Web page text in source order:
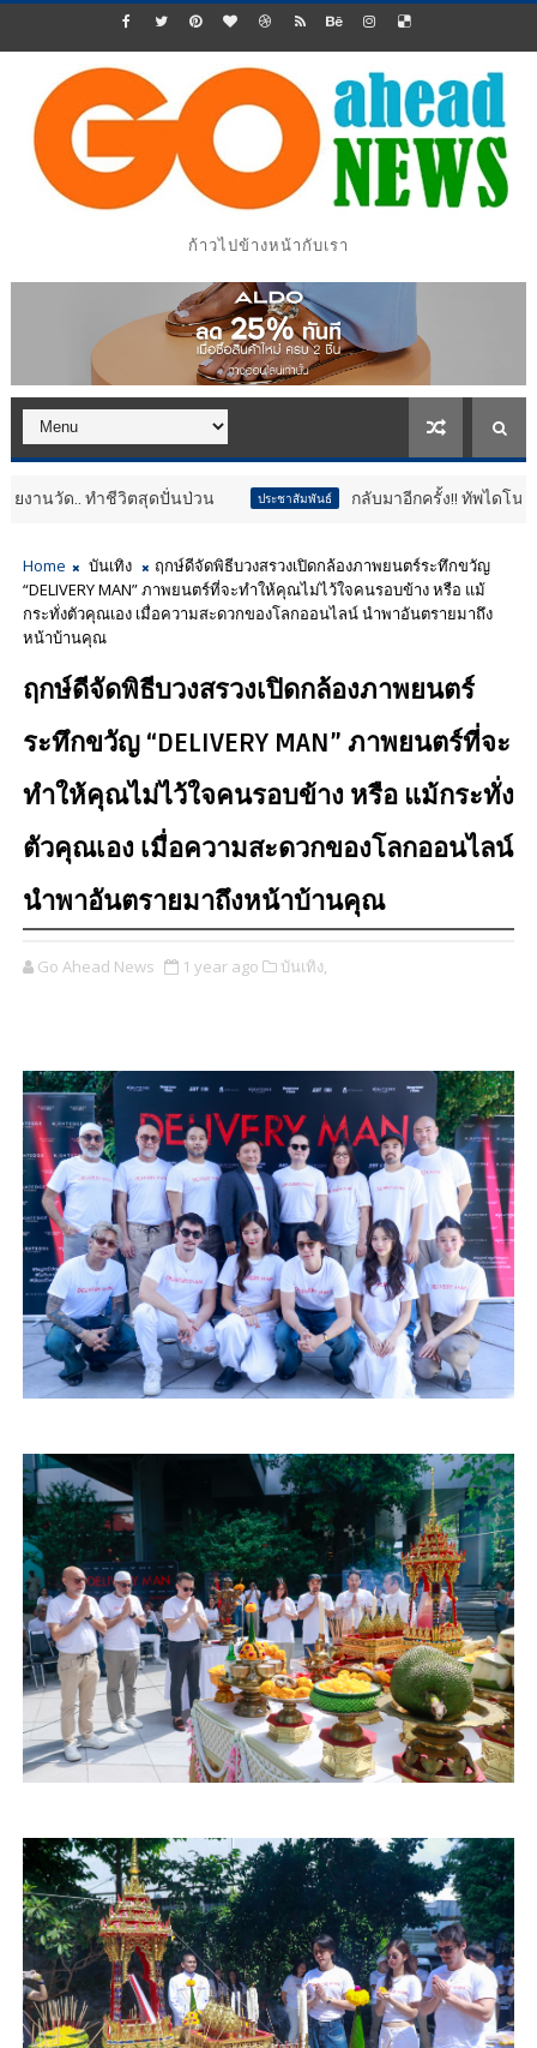
ก้าวไปข้างหน้ากับเรา
วิตสุดปั่นป่วน ประชาสัมพันธ์ กลับมาอีกครั้ง!! ทัพไดโนเสาร์ขนาดยักษ์
Home บันเทิง
ฤกษ์ดีจัดพิธีบวงสรวงเปิดกล้องภาพยนตร์ระทึกขวัญ
“DELIVERY MAN” ภาพยนตร์ที่จะทำให้คุณไม่ไว้ใจคนรอบข้าง หรือ แม้
กระทั่งตัวคุณเอง เมื่อความสะดวกของโลกออนไลน์ นำพาอันตรายมาถึง
หน้าบ้านคุณ
ฤกษ์ดีจัดพิธีบวงสรวงเปิดกล้องภาพยนตร์
ระทึกขวัญ “DELIVERY MAN” ภาพยนตร์ที่จะ
ทำให้คุณไม่ไว้ใจคนรอบข้าง หรือ แม้กระทั่ง
ตัวคุณเอง เมื่อความสะดวกของโลกออนไลน์
นำพาอันตรายมาถึงหน้าบ้านคุณ
Go Ahead News 1 year ago บันเทิง,